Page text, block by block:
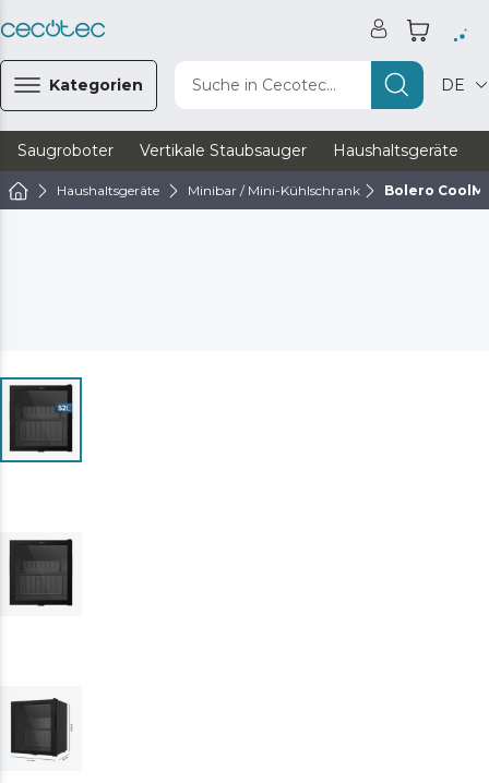
Kategorien Suche in Cecotec... DE
Saugroboter Vertikale Staubsauger Haushaltsgeräte
Haushaltsgeräte Minibar / Mini-Kühlschrank Bolero